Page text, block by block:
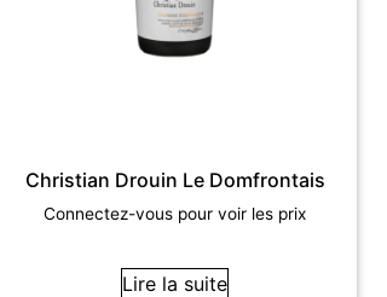
Christian Drouin Le Domfrontais
Connectez-vous pour voir les prix
Lire la suite